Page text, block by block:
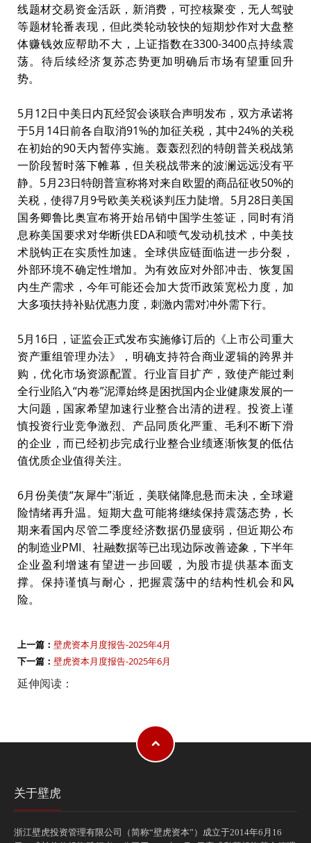
线题材交易资金活跃，新消费，可控核聚变，无人驾驶
等题材轮番表现，但此类轮动较快的短期炒作对大盘整
体赚钱效应帮助不大，上证指数在3300-3400点持续震
荡。待后续经济复苏态势更加明确后市场有望重回升
势。
5月12日中美日内瓦经贸会谈联合声明发布，双方承诺将
于5月14日前各自取消91%的加征关税，其中24%的关税
在初始的90天内暂停实施。轰轰烈烈的特朗普关税战第
一阶段暂时落下帷幕，但关税战带来的波澜远远没有平
静。5月23日特朗普宣称将对来自欧盟的商品征收50%的
关税，使得7月9号欧美关税谈判压力陡增。5月28日美国
国务卿鲁比奥宣布将开始吊销中国学生签证，同时有消
息称美国要求对华断供EDA和喷气发动机技术，中美技
术脱钩正在实质性加速。全球供应链面临进一步分裂，
外部环境不确定性增加。为有效应对外部冲击、恢复国
内生产需求，今年可能还会加大货币政策宽松力度，加
大多项扶持补贴优惠力度，刺激内需对冲外需下行。
5月16日，证监会正式发布实施修订后的《上市公司重大
资产重组管理办法》，明确支持符合商业逻辑的跨界并
购，优化市场资源配置。行业盲目扩产，致使产能过剩
全行业陷入“内卷”泥潭始终是困扰国内企业健康发展的一
大问题，国家希望加速行业整合出清的进程。投资上谨
慎投资行业竞争激烈、产品同质化严重、毛利不断下滑
的企业，而已经初步完成行业整合业绩逐渐恢复的低估
值优质企业值得关注。
6月份美债“灰犀牛”渐近，美联储降息悬而未决，全球避
险情绪再升温。短期大盘可能将继续保持震荡态势，长
期来看国内尽管二季度经济数据仍显疲弱，但近期公布
的制造业PMI、社融数据等已出现边际改善迹象，下半年
企业盈利增速有望进一步回暖，为股市提供基本面支
撑。保持谨慎与耐心，把握震荡中的结构性机会和风
险。
上一篇： 壁虎资本月度报告-2025年4月
下一篇： 壁虎资本月度报告-2025年6月
延伸阅读：
关于壁虎
浙江壁虎投资管理有限公司（简称“壁虎资本”）成立于2014年6月16